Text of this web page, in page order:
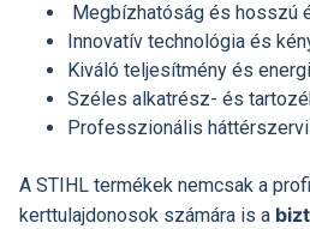
Megbízhatóság és hosszú
Innovatív technológia és
Kiváló teljesítmény és
Széles alkatrész- és
Professzionális
A STIHL termékek nemcsak a
kerttulajdonosok számára is a